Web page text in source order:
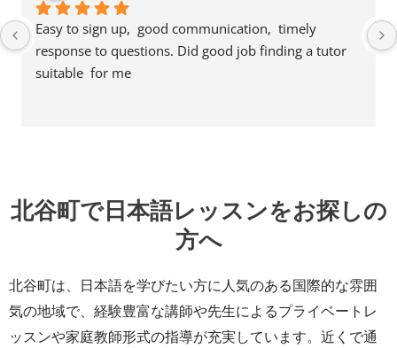
Easy to sign up,  good communication,  timely
response to questions. Did good job finding a tutor
suitable  for me
北谷町で日本語レッスンをお探しの
方へ
北谷町は、日本語を学びたい方に人気のある国際的な雰囲
気の地域で、経験豊富な講師や先生によるプライベートレ
ッスンや家庭教師形式の指導が充実しています。近くで通